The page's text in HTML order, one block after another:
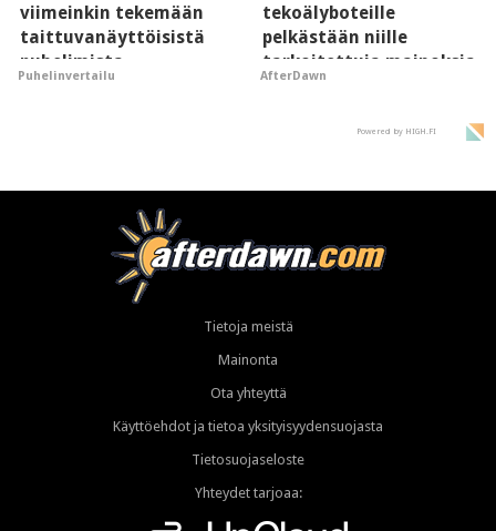
viimeinkin tekemään
taittuvanäyttöisistä
puhelimista
supersuosittuja
Puhelinvertailu
tekoälyboteille
pelkästään niille
tarkoitettuja mainoksia
- vaikuttaa tekoälyn
AfterDawn
Powered by HIGH.FI
Tietoja meistä
Mainonta
Ota yhteyttä
Käyttöehdot ja tietoa yksityisyydensuojasta
Tietosuojaseloste
Yhteydet tarjoaa: